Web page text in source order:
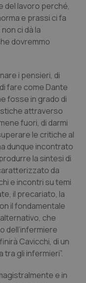
Ulcerosa
del lavoro perché,
e prassi ci fa
ci dà la
dovremmo
i pensieri, di
fare come Dante
fosse in grado di
attraverso
fuori, di darmi
le critiche al
dunque incontrato
la sintesi di
da
e incontri su temi
il precariato, la
il fondamentale
che
dell’infermiere
Cavicchi, di un
tra gli infermieri”.
e in